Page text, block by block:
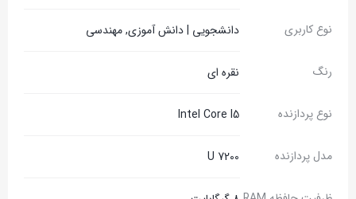
نوع کاربری دانشجویی | دانش آموزی, مهندسی
رنگ نقره ای
نوع پردازنده Intel Core I5
مدل پردازنده 7200 U